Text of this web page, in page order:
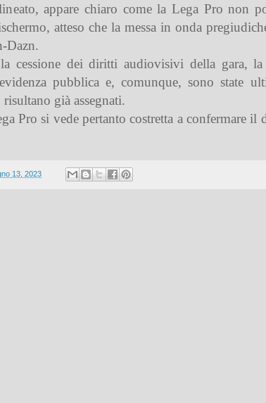
appare chiaro come la Lega Pro non
atteso che la messa in onda
Dazn.
cessione dei diritti audiovisivi della gara,
pubblica e, comunque, sono state
già assegnati.
Pro si vede pertanto costretta a confermare il
13, 2023